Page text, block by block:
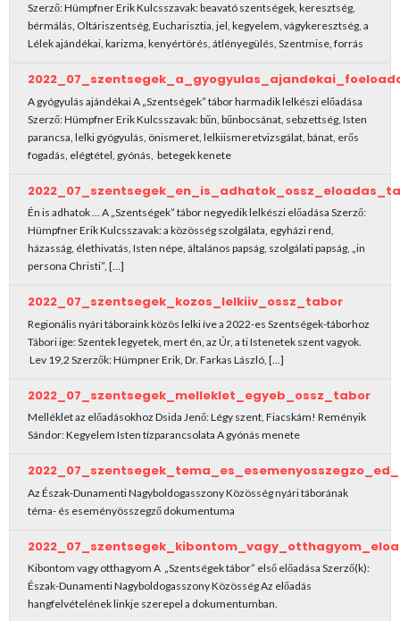
Szerző: Hümpfner Erik Kulcsszavak: beavató szentségek, keresztség,
bérmálás, Oltáriszentség, Eucharisztia, jel, kegyelem, vágykeresztség, a
Lélek ajándékai, karizma, kenyértörés, átlényegülés, Szentmise, forrás
A gyógyulás ajándékai A „Szentségek” tábor harmadik lelkészi előadása
Szerző: Hümpfner Erik Kulcsszavak: bűn, bűnbocsánat, sebzettség, Isten
parancsa, lelki gyógyulás, önismeret, lelkiismeretvizsgálat, bánat, erős
fogadás, elégtétel, gyónás, betegek kenete
Én is adhatok … A „Szentségek” tábor negyedik lelkészi előadása Szerző:
Hümpfner Erik Kulcsszavak: a közösség szolgálata, egyházi rend,
házasság, élethivatás, Isten népe, általános papság, szolgálati papság, „in
persona Christi”, […]
2022_07_szentsegek_kozos_lelkiiv_ossz_tabor
Regionális nyári táboraink közös lelki íve a 2022-es Szentségek-táborhoz
Tábori ige: Szentek legyetek, mert én, az Úr, a ti Istenetek szent vagyok.
Lev 19,2 Szerzők: Hümpner Erik, Dr. Farkas László, […]
2022_07_szentsegek_melleklet_egyeb_ossz_tabor
Melléklet az előadásokhoz Dsida Jenő: Légy szent, Fiacskám! Reményik
Sándor: Kegyelem Isten tízparancsolata A gyónás menete
Az Észak-Dunamenti Nagyboldogasszony Közösség nyári táborának
téma- és eseményösszegző dokumentuma
Kibontom vagy otthagyom A „Szentségek tábor” első előadása Szerző(k):
Észak-Dunamenti Nagyboldogasszony Közösség Az előadás
hangfelvételének linkje szerepel a dokumentumban.